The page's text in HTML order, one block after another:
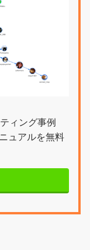
ィング事例
ュアルを無料